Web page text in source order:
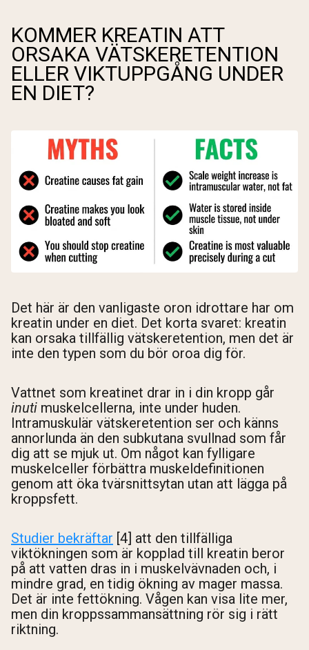
KOMMER KREATIN ATT
ORSAKA VÄTSKERETENTION
ELLER VIKTUPPGÅNG UNDER
EN DIET?
Det här är den vanligaste oron idrottare har om
kreatin under en diet. Det korta svaret: kreatin
kan orsaka tillfällig vätskeretention, men det är
inte den typen som du bör oroa dig för.
Vattnet som kreatinet drar in i din kropp går
inuti muskelcellerna, inte under huden.
Intramuskulär vätskeretention ser och känns
annorlunda än den subkutana svullnad som får
dig att se mjuk ut. Om något kan fylligare
muskelceller förbättra muskeldefinitionen
genom att öka tvärsnittsytan utan att lägga på
kroppsfett.
Studier bekräftar [4] att den tillfälliga
viktökningen som är kopplad till kreatin beror
på att vatten dras in i muskelvävnaden och, i
mindre grad, en tidig ökning av mager massa.
Det är inte fettökning. Vågen kan visa lite mer,
men din kroppssammansättning rör sig i rätt
riktning.